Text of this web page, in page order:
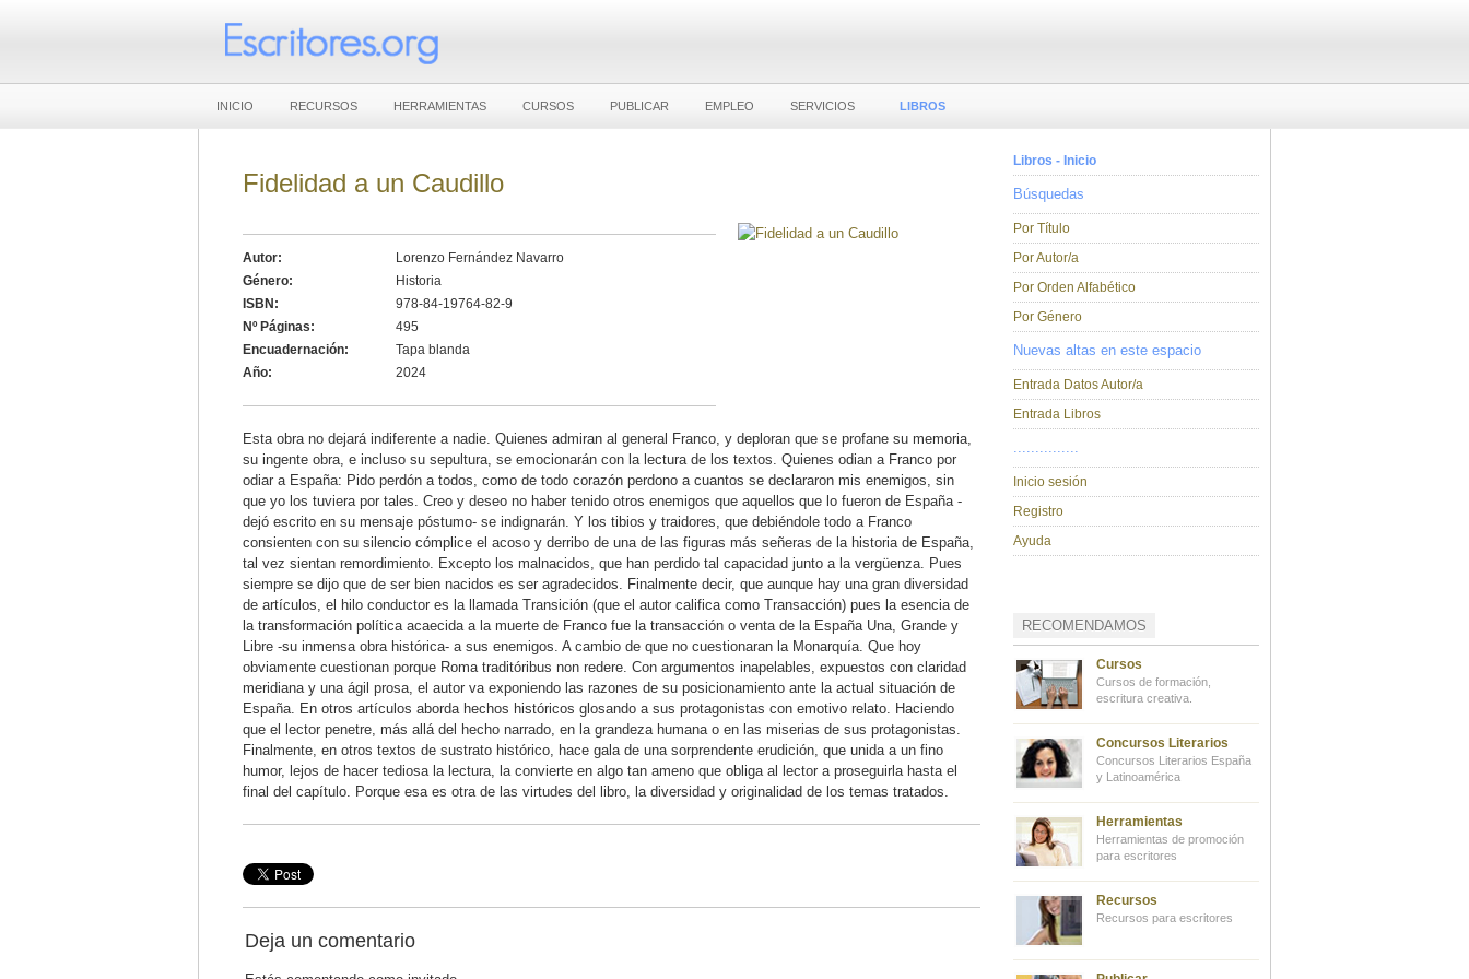
INICIO RECURSOS HERRAMIENTAS CURSOS PUBLICAR EMPLEO SERVICIOS LIBROS
Fidelidad a un Caudillo
Autor:
Lorenzo Fernández Navarro
Género:
Historia
ISBN:
978-84-19764-82-9
Nº Páginas:
495
Encuadernación:
Tapa blanda
Año:
2024
Esta obra no dejará indiferente a nadie. Quienes admiran al general Franco, y deploran que se profane su memoria,
su ingente obra, e incluso su sepultura, se emocionarán con la lectura de los textos. Quienes odian a Franco por
odiar a España: Pido perdón a todos, como de todo corazón perdono a cuantos se declararon mis enemigos, sin
que yo los tuviera por tales. Creo y deseo no haber tenido otros enemigos que aquellos que lo fueron de España -
dejó escrito en su mensaje póstumo- se indignarán. Y los tibios y traidores, que debiéndole todo a Franco
consienten con su silencio cómplice el acoso y derribo de una de las figuras más señeras de la historia de España,
tal vez sientan remordimiento. Excepto los malnacidos, que han perdido tal capacidad junto a la vergüenza. Pues
siempre se dijo que de ser bien nacidos es ser agradecidos. Finalmente decir, que aunque hay una gran diversidad
de artículos, el hilo conductor es la llamada Transición (que el autor califica como Transacción) pues la esencia de
la transformación política acaecida a la muerte de Franco fue la transacción o venta de la España Una, Grande y
Libre -su inmensa obra histórica- a sus enemigos. A cambio de que no cuestionaran la Monarquía. Que hoy
obviamente cuestionan porque Roma traditóribus non redere. Con argumentos inapelables, expuestos con claridad
meridiana y una ágil prosa, el autor va exponiendo las razones de su posicionamiento ante la actual situación de
España. En otros artículos aborda hechos históricos glosando a sus protagonistas con emotivo relato. Haciendo
que el lector penetre, más allá del hecho narrado, en la grandeza humana o en las miserias de sus protagonistas.
Finalmente, en otros textos de sustrato histórico, hace gala de una sorprendente erudición, que unida a un fino
humor, lejos de hacer tediosa la lectura, la convierte en algo tan ameno que obliga al lector a proseguirla hasta el
final del capítulo. Porque esa es otra de las virtudes del libro, la diversidad y originalidad de los temas tratados.
Deja un comentario
Libros - Inicio
Búsquedas
Por Título
Por Autor/a
Por Orden Alfabético
Por Género
Nuevas altas en este espacio
Entrada Datos Autor/a
Entrada Libros
...............
Inicio sesión
Registro
Ayuda
RECOMENDAMOS
Cursos
Cursos de formación,
escritura creativa.
Concursos Literarios
Concursos Literarios España
y Latinoamérica
Herramientas
Herramientas de promoción
para escritores
Recursos
Recursos para escritores